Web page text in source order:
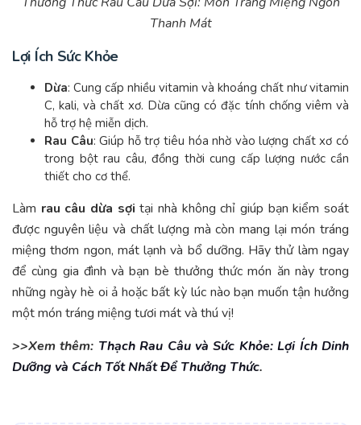
Thanh Mát
Lợi Ích Sức Khỏe
Dừa: Cung cấp nhiều vitamin và khoáng chất như vitamin
C, kali, và chất xơ. Dừa cũng có đặc tính chống viêm và
hỗ trợ hệ miễn dịch.
Rau Câu: Giúp hỗ trợ tiêu hóa nhờ vào lượng chất xơ có
trong bột rau câu, đồng thời cung cấp lượng nước cần
thiết cho cơ thể.
Làm rau câu dừa sợi tại nhà không chỉ giúp bạn kiểm soát
được nguyên liệu và chất lượng mà còn mang lại món tráng
miệng thơm ngon, mát lạnh và bổ dưỡng. Hãy thử làm ngay
để cùng gia đình và bạn bè thưởng thức món ăn này trong
những ngày hè oi ả hoặc bất kỳ lúc nào bạn muốn tận hưởng
một món tráng miệng tươi mát và thú vị!
>>Xem thêm: Thạch Rau Câu và Sức Khỏe: Lợi Ích Dinh
Dưỡng và Cách Tốt Nhất Để Thưởng Thức.